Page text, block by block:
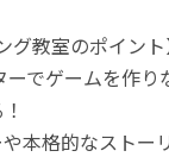
グ教室のポイント
でゲームを作り
本格的なストー